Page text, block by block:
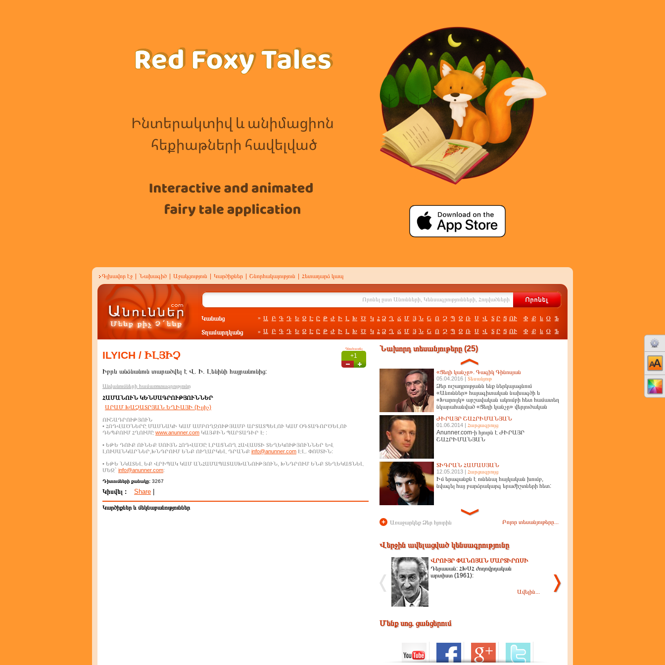
Գլխավոր էջ Նախագիծ Աջակցություն Կարծիքներ Շնորհակալություն Հետադարձ կապ
Կանանց » Ա Բ Գ Դ Ե Զ Է Ը Թ Ժ Ի Լ Խ Ծ Կ Հ Ձ Ղ Ճ Մ Յ Ն Շ Ո Չ Պ Ջ Ռ Ս Վ Տ Ր Ց ՈՒ Փ Ք և Օ Ֆ
Տղամարդկանց » Ա Բ Գ Դ Ե Զ Է Ը Թ Ժ Ի Լ Խ Ծ Կ Հ Ձ Ղ Ճ Մ Յ Ն Շ Ո Չ Պ Ջ Ռ Ս Վ Տ Ր Ց ՈՒ Փ Ք և Օ Ֆ
Գնահատել
+1
ILYICH / ԻԼՅԻՉ
Իբրև անձնանուն տարածվել է Վ. Ի. Լենինի հայրանունից:
Անվանումների համառոտագրությունը
ՀԱՄԱՆՈՒՆ ԿԵՆՍԱԳՐՈՒԹՅՈՒՆՆԵՐ
ԱՐԱՄ ԽԱՉԱՏՐՅԱՆ ԵՂԻԱՅԻ (Իլյիչ)
ՈՒՇԱԴՐՈՒԹՅՈՒՆ
• ՀՈԴՎԱԾՆԵՐԸ ՄԱՍՆԱԿԻ ԿԱՄ ԱՄԲՈՂՋՈՒԹՅԱՄԲ ԱՐՏԱՏՊԵԼՈՒ ԿԱՄ ՕԳՏԱԳՈՐԾԵԼՈՒ
ԴԵՊՔՈՒՄ ՀՂՈՒՄԸ www.anunner.com ԿԱՅՔԻՆ ՊԱՐՏԱԴԻՐ Է :
• ԵԹԵ ԴՈՒՔ ՈՒՆԵՔ ՍՈՒՅՆ ՀՈԴՎԱԾԸ ԼՐԱՑՆՈՂ ՀԱՎԱՍՏԻ ՏԵՂԵԿՈՒԹՅՈՒՆՆԵՐ ԵՎ
ԼՈՒՍԱՆԿԱՐՆԵՐ,ԽՆԴՐՈՒՄ ԵՆՔ ՈՒՂԱՐԿԵԼ ԴՐԱՆՔ info@anunner.com ԷԼ. ՓՈՍՏԻՆ:
• ԵԹԵ ՆԿԱՏԵԼ ԵՔ ՎՐԻՊԱԿ ԿԱՄ ԱՆՀԱՄԱՊԱՏԱՍԽԱՆՈՒԹՅՈՒՆ, ԽՆԴՐՈՒՄ ԵՆՔ ՏԵՂԵԿԱՑՆԵԼ
ՄԵԶ` info@anunner.com:
Դիտումների քանակը: 3267
Կիսվել : Share
Կարծիքներ և մեկնաբանություններ
Նախորդ տեսանյութերը (25)
«Ցեղի կանչը». Գագիկ Գինոսյան
05.04.2016 | Տեսանյութ
Ձեր ուշադրությանն ենք ներկայացնում
«Անուններ» հայագիտական նախագծի և
«Խարույկ» արշավական ակումբի հետ համատեղ
նկարահանված «Ցեղի կանչը» վերլուծական
ԺԻՐԱՅՐ ՇԱՀՐԻՄԱՆՅԱՆ
01.06.2014 | Հարցազրույց
Anunner.com-ի հյուրն է ԺԻՐԱՅՐ
ՇԱՀՐԻՄԱՆՅԱՆ
ՏԻԳՐԱՆ ՀԱՄԱՍՅԱՆ
12.05.2013 | Հարցազրույց
Իմ երազանքն է ունենալ հայկական խումբ,
նվագել հայ բարձրակարգ երաժիշտների հետ:
+ Առաջարկեք Ձեր հյուրին Բոլոր տեսանյութերը...
Վերջին ավելացված կենսագրությունը
ՎՐՈՒՅՐ ՓԱՆՈՅԱՆ ՄԱՐՏԻՐՈՍԻ
Դերասան: ՀԽՍՀ ժողովրդական
արտիստ (1961):
Ավելին...
Մենք սոց. ցանցերում